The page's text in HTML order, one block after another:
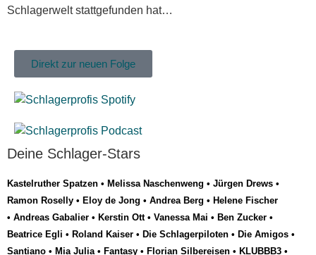
Schlagerwelt stattgefunden hat…
Direkt zur neuen Folge
Deine Schlager-Stars
Kastelruther Spatzen • Melissa Naschenweng • Jürgen Drews •
Ramon Roselly • Eloy de Jong • Andrea Berg • Helene Fischer
• Andreas Gabalier • Kerstin Ott• Vanessa Mai • Ben Zucker •
Beatrice Egli • Roland Kaiser • Die Schlagerpiloten • Die Amigos •
Santiano • Mia Julia• Fantasy • Florian Silbereisen • KLUBBB3 •